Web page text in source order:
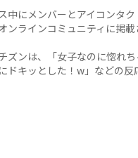
中にメンバーとアイコンタ
ンラインコミュニティに掲
ズンは、「女子なのに惚れ
ドキッとした！w」などの反